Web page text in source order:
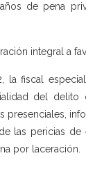
de pena
integral a
fiscal
del delito
las pericias
por laceración.